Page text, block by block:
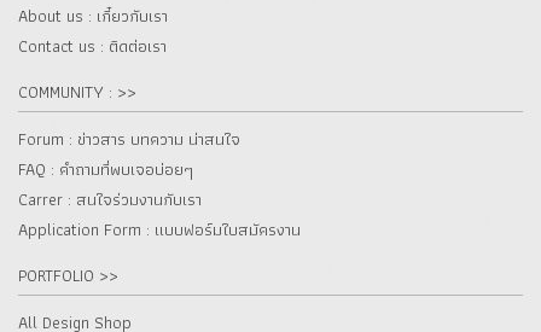
About us : เกี๋ยวกับเรา
Contact us : ติดต่อเรา
COMMUNITY : >>
Forum : ข่าวสาร บทความ น่าสนใจ
FAQ : คำถามที่พบเจอบ่อยๆ
Carrer : สนใจร่วมงานกับเรา
Application Form : แบบฟอร์มใบสมัครงาน
PORTFOLIO >>
All Design Shop